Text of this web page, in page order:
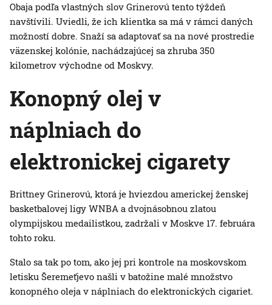
Obaja podľa vlastných slov Grinerovú tento týždeň
navštívili. Uviedli, že ich klientka sa má v rámci daných
možností dobre. Snaží sa adaptovať sa na nové prostredie
väzenskej kolónie, nachádzajúcej sa zhruba 350
kilometrov východne od Moskvy.
Konopný olej v
náplniach do
elektronickej cigarety
Brittney Grinerovú, ktorá je hviezdou americkej ženskej
basketbalovej ligy WNBA a dvojnásobnou zlatou
olympijskou medailistkou, zadržali v Moskve 17. februára
tohto roku.
Stalo sa tak po tom, ako jej pri kontrole na moskovskom
letisku Šeremeťjevo našli v batožine malé množstvo
konopného oleja v náplniach do elektronických cigariet.